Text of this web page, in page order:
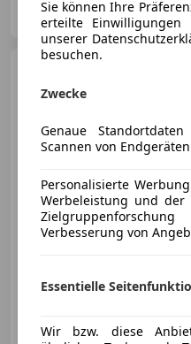
AT-2103 Langenzersdorf
01/2022 43 280 km
Sie können Ihre
erteilte
unserer
besuchen.
Zwecke
Genaue
Scannen von Endgeräten
Personalisierte
Werbeleistung und der
Verbesserung von
Essentielle
Wir bzw. diese